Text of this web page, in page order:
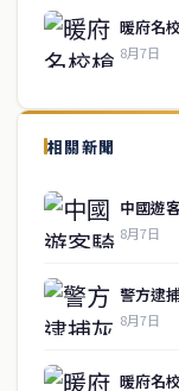
暖府名
8月7日
相關新聞
中國遊
8月7日
警方逮
8月7日
暖府名
泰國中文新聞（TCN
報導泰國當地政治、
供即時、客觀、多元
快速連結
即時